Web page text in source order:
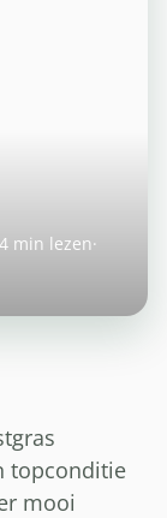
4 min lezen·
topconditie
mooi